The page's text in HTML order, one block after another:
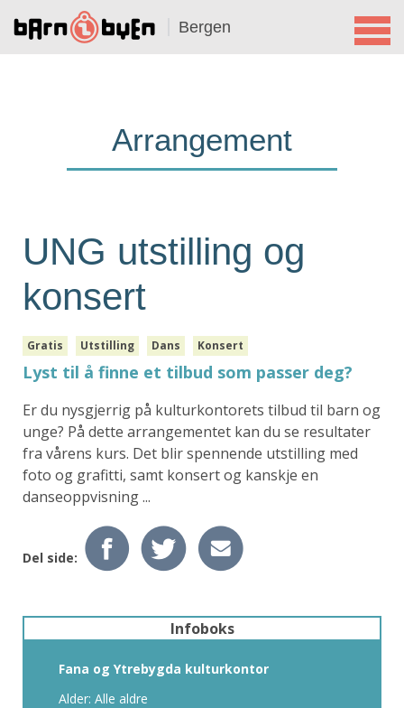
Bergen
Arrangement
UNG utstilling og
konsert
Gratis Utstilling Dans Konsert
Lyst til å finne et tilbud som passer deg?
Er du nysgjerrig på kulturkontorets tilbud til barn og
unge? På dette arrangementet kan du se resultater
fra vårens kurs. Det blir spennende utstilling med
foto og grafitti, samt konsert og kanskje en
danseoppvisning ...
Del side:
Infoboks
Fana og Ytrebygda kulturkontor
Alder: Alle aldre